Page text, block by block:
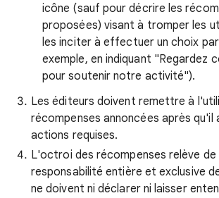
icône (sauf pour décrire les
proposées) visant à tromper les
les inciter à effectuer un choix
exemple, en indiquant "Regardez
pour soutenir notre activité").
Les éditeurs doivent remettre à
récompenses annoncées après
actions requises.
L'octroi des récompenses relève de
responsabilité entière et exclusive
ne doivent ni déclarer ni laisser